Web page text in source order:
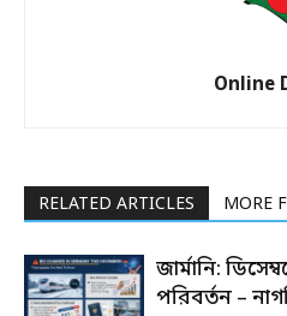
Online
RELATED ARTICLES MORE
জার্মানি:
পরিবর্তন –